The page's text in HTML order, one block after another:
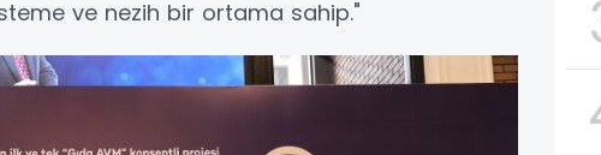
ve nezih bir ortama sahip."